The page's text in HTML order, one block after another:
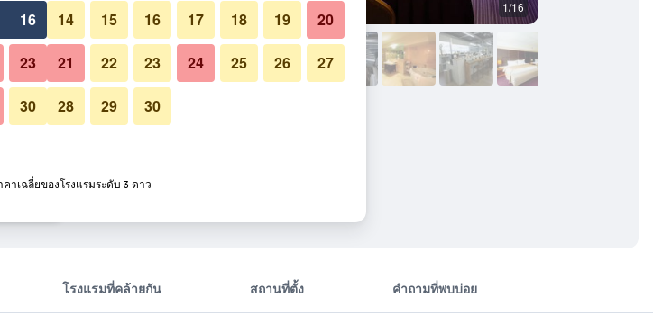
ายการ
ห้องประชุม 1/16
รูปภาพของ The Corporate Hotel Convention Centre
โรงแรมที่คล้ายกัน สถานที่ตั้ง คำถามที่พบบ่อย
16
23
30
14 15 16 17 18 19 20
21 22 23 24 25 26 27
28 29 30
าเฉลี่ยของโรงแรมระดับ 3 ดาว